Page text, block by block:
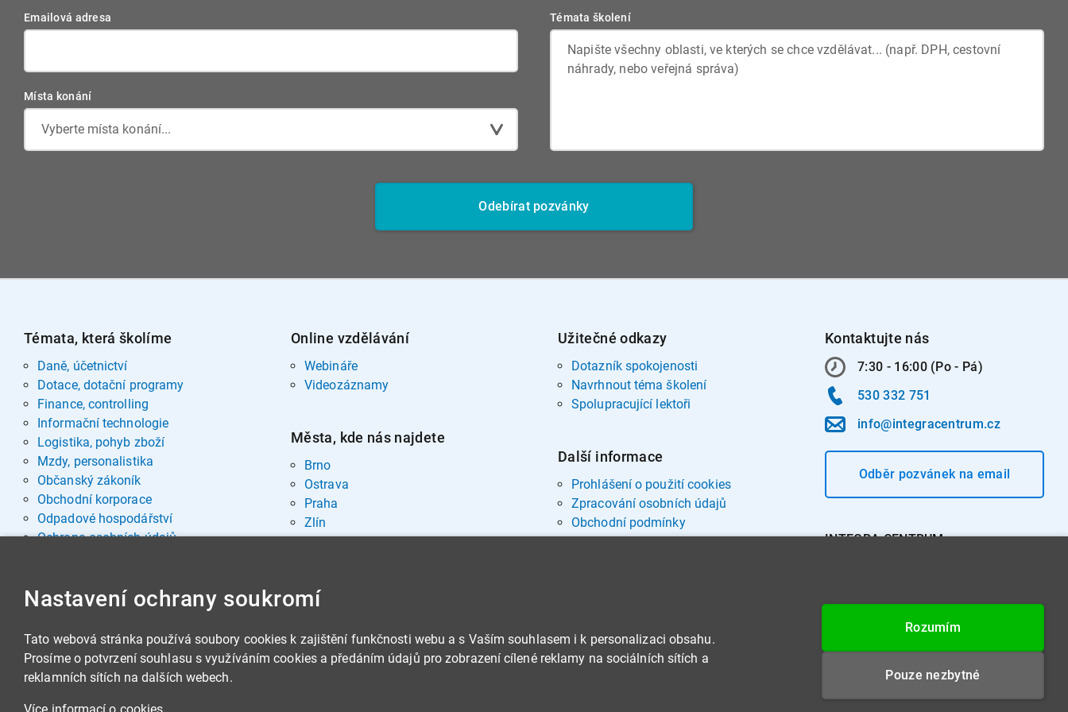
Emailová adresa
Místa konání
Vyberte místa konání...
Témata školení
Odebírat pozvánky
Témata, která školíme
Daně, účetnictví
Dotace, dotační programy
Finance, controlling
Informační technologie
Logistika, pohyb zboží
Mzdy, personalistika
Občanský zákoník
Obchodní korporace
Odpadové hospodářství
Ochrana osobních údajů
Sociální oblast
Stavby, nemovitosti
Veřejná správa
Veřejné zakázky
Životní prostředí
Online vzdělávání
Webináře
Videozáznamy
Města, kde nás najdete
Brno
Ostrava
Praha
Zlín
Užitečné odkazy
Dotazník spokojenosti
Navrhnout téma školení
Spolupracující lektoři
Další informace
Prohlášení o použití cookies
Zpracování osobních údajů
Obchodní podmínky
Kontaktujte nás
7:30 - 16:00 (Po - Pá)
530 332 751
info@integracentrum.cz
Odběr pozvánek na email
INTEGRA CENTRUM s.r.o.
IČ: 26234203
DIČ: CZ26234203
Nastavení ochrany soukromí
Tato webová stránka používá soubory cookies k zajištění funkčnosti webu a s Vaším souhlasem i k personalizaci obsahu.
Prosíme o potvrzení souhlasu s využíváním cookies a předáním údajů pro zobrazení cílené reklamy na sociálních sítích a
reklamních sítích na dalších webech.
Rozumím
Pouze nezbytné